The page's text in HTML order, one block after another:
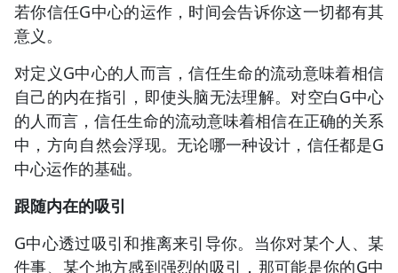
若你信任G中心的运作，时间会告诉你这一切都有其
意义。
对定义G中心的人而言，信任生命的流动意味着相信
自己的内在指引，即使头脑无法理解。对空白G中心
的人而言，信任生命的流动意味着相信在正确的关系
中，方向自然会浮现。无论哪一种设计，信任都是G
中心运作的基础。
跟随内在的吸引
G中心透过吸引和推离来引导你。当你对某个人、某
件事、某个地方感到强烈的吸引，那可能是你的G中